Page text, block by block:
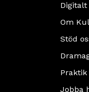
Om
Stöd
Jobba